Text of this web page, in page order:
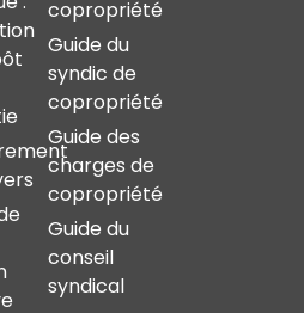
copropriété
Guide du
syndic de
copropriété
Guide des
charges de
copropriété
Guide du
conseil
syndical